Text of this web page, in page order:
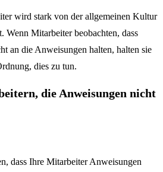
wird stark von der allgemeinen Kultur
Wenn Mitarbeiter beobachten, dass
an die Anweisungen halten, halten sie
dies zu tun.
die Anweisungen nicht
dass Ihre Mitarbeiter Anweisungen